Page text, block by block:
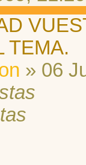
TEMA.
» 06